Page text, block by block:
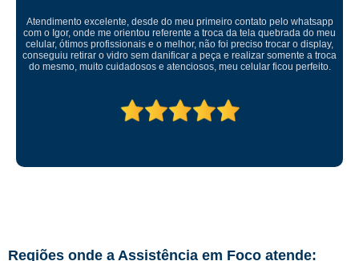
Levei meu aparelho para conserto fui muito bem atendido um ótimo
ambiente serviço rápido muito bem feito. Recomendo serviço muito bom
abraço
Regiões onde a Assistência em Foco atende: